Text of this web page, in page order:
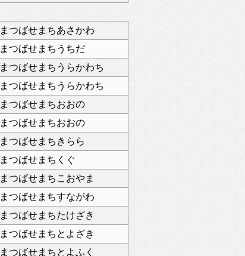
まつばせまちあさかわ
まつばせまちうちだ
まつばせまちうらかわち
まつばせまちうらかわち
まつばせまちおおの
まつばせまちおおの
まつばせまちきらら
まつばせまちくぐ
まつばせまちこおやま
まつばせまちすながわ
まつばせまちたけざき
まつばせまちとよざき
まつばせまちとよふく